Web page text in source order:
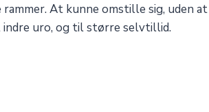
At kunne omstille sig, uden at
uro, og til større selvtillid.